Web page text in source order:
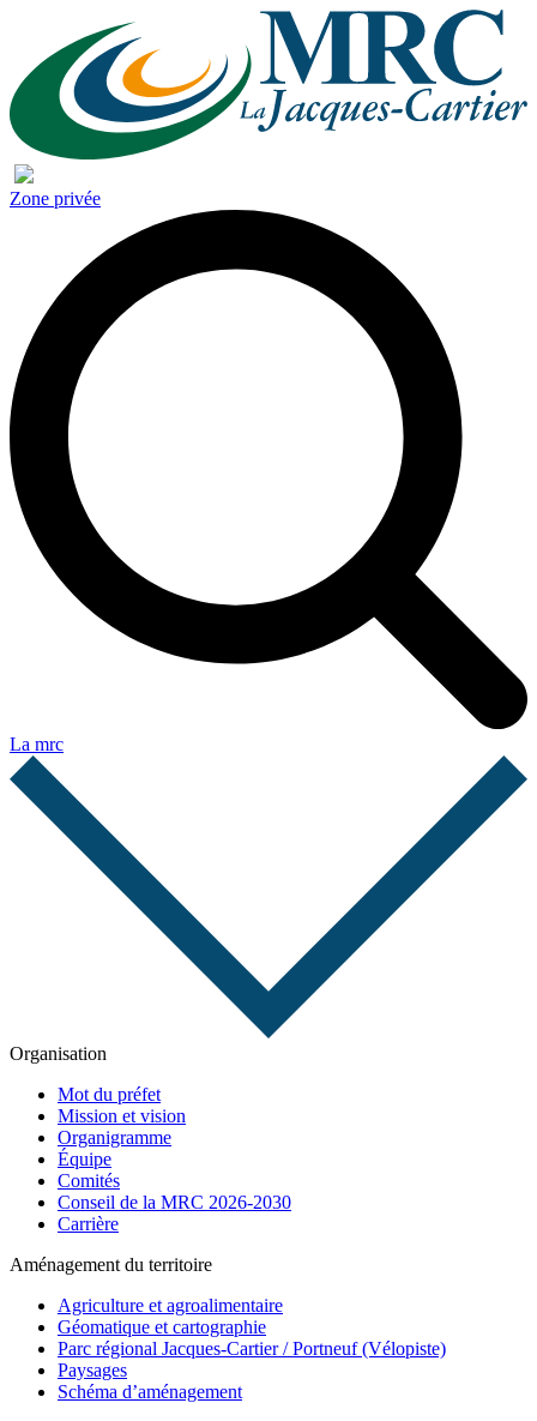
Zone privée
La mrc
Organisation
Mot du préfet
Mission et vision
Organigramme
Équipe
Comités
Conseil de la MRC 2026-2030
Carrière
Aménagement du territoire
Agriculture et agroalimentaire
Géomatique et cartographie
Parc régional Jacques-Cartier / Portneuf (Vélopiste)
Paysages
Schéma d’aménagement